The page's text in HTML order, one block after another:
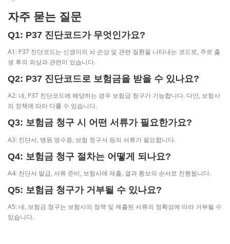
자주 묻는 질문
Q1: P37 진단코드가 무엇인가요?
A1: P37 진단코드는 신생아의 뇌 손상 및 관련 질환을 나타내는 코드로, 주로 출
생 후의 외상과 관련이 있습니다.
Q2: P37 진단코드로 보험금을 받을 수 있나요?
A2: 네, P37 진단코드에 해당하는 경우 보험금 청구가 가능합니다. 다만, 보험사
의 정책에 따라 다를 수 있습니다.
Q3: 보험금 청구 시 어떤 서류가 필요한가요?
A3: 진단서, 병원 영수증, 보험 청구서 등의 서류가 필요합니다.
Q4: 보험금 청구 절차는 어떻게 되나요?
A4: 진단서 발급, 서류 준비, 보험사에 제출, 결과 통보의 순서로 진행됩니다.
Q5: 보험금 청구가 거부될 수 있나요?
A5: 네, 보험금 청구는 보험사의 정책 및 제출된 서류의 정확성에 따라 거부될 수
있습니다.